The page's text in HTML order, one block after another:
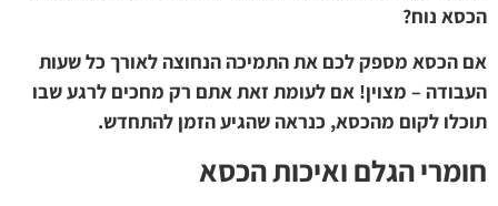
הכסא נוח?
אם הכסא מספק לכם את התמיכה הנחוצה לאורך כל שעות
העבודה – מצוין! אם לעומת זאת אתם רק מחכים לרגע שבו
תוכלו לקום מהכסא, כנראה שהגיע הזמן להתחדש.
חומרי הגלם ואיכות הכסא